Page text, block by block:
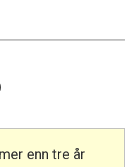
enn tre år